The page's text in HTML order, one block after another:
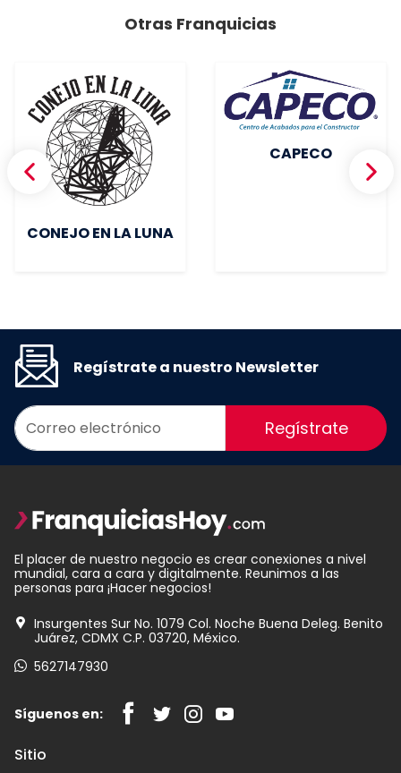
Otras Franquicias
CONEJO EN LA LUNA
CAPECO
Regístrate a nuestro Newsletter
Regístrate
El placer de nuestro negocio es crear conexiones a nivel
mundial, cara a cara y digitalmente. Reunimos a las
personas para ¡Hacer negocios!
Insurgentes Sur No. 1079 Col. Noche Buena Deleg. Benito
Juárez, CDMX C.P. 03720, México.
5627147930
Síguenos en:
Sitio